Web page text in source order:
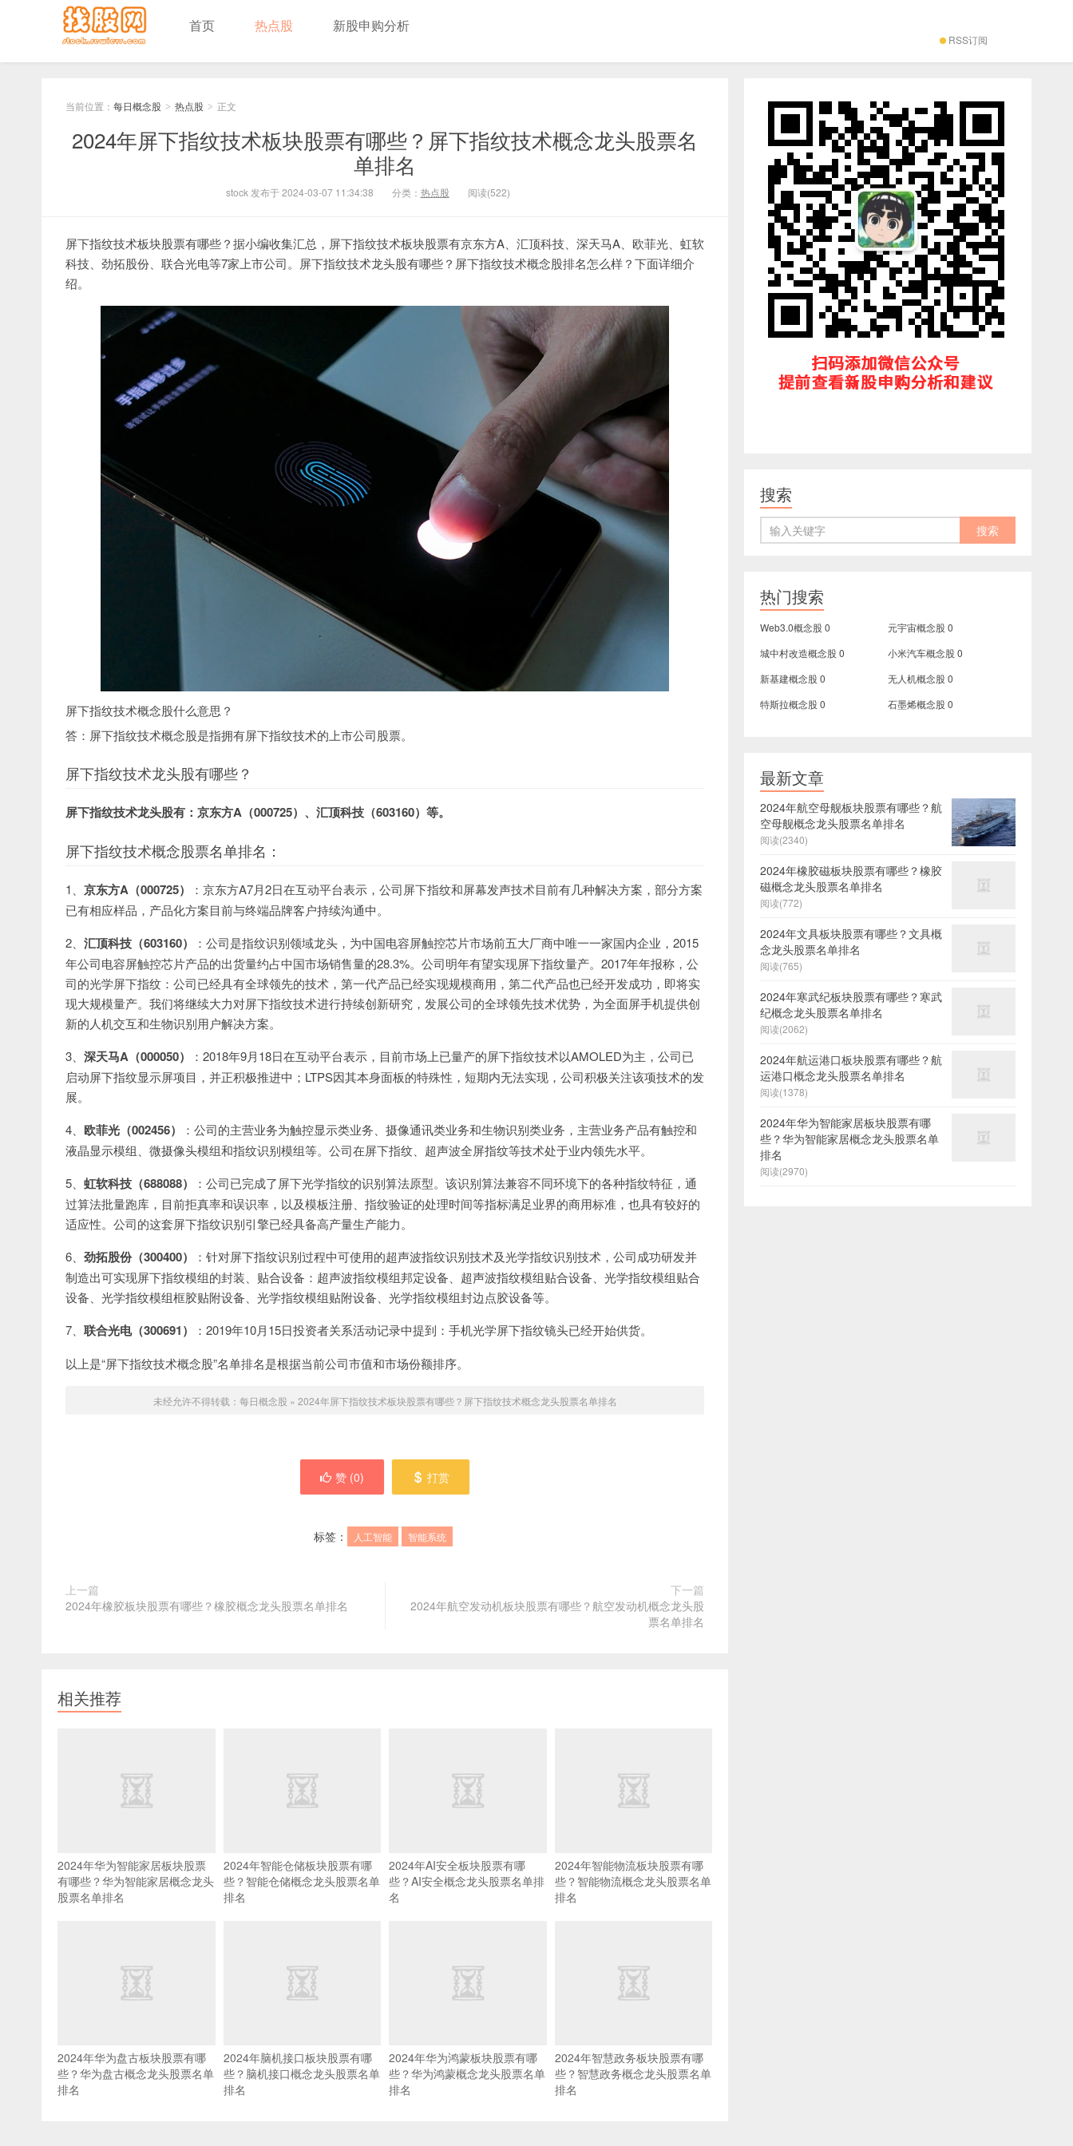
首页 热点股 新股申购分析
RSS订阅
当前位置： 每日概念股 > 热点股 > 正文
2024年屏下指纹技术板块股票有哪些？屏下指纹技术概念龙头股票名
单排名
stock 发布于 2024-03-07 11:34:38 分类： 热点股 阅读(522)
屏下指纹技术板块股票有哪些？据小编收集汇总，屏下指纹技术板块股票有京东方A、汇顶科技、深天马A、欧菲光、虹软
科技、劲拓股份、联合光电等7家上市公司。屏下指纹技术龙头股有哪些？屏下指纹技术概念股排名怎么样？下面详细介
绍。
屏下指纹技术概念股什么意思？
答：屏下指纹技术概念股是指拥有屏下指纹技术的上市公司股票。
屏下指纹技术龙头股有哪些？
屏下指纹技术龙头股有：京东方A（000725）、汇顶科技（603160）等。
屏下指纹技术概念股票名单排名：
1、 京东方A（000725）
：京东方A7月2日在互动平台表示，公司屏下指纹和屏幕发声技术目前有几种解决方案，部分方案
已有相应样品，产品化方案目前与终端品牌客户持续沟通中。
2、 汇顶科技（603160）
：公司是指纹识别领域龙头，为中国电容屏触控芯片市场前五大厂商中唯一一家国内企业，2015
年公司电容屏触控芯片产品的出货量约占中国市场销售量的28.3%。公司明年有望实现屏下指纹量产。2017年年报称，公
司的光学屏下指纹：公司已经具有全球领先的技术，第一代产品已经实现规模商用，第二代产品也已经开发成功，即将实
现大规模量产。我们将继续大力对屏下指纹技术进行持续创新研究，发展公司的全球领先技术优势，为全面屏手机提供创
新的人机交互和生物识别用户解决方案。
3、 深天马A（000050）
：2018年9月18日在互动平台表示，目前市场上已量产的屏下指纹技术以AMOLED为主，公司已
启动屏下指纹显示屏项目，并正积极推进中；LTPS因其本身面板的特殊性，短期内无法实现，公司积极关注该项技术的发
展。
4、 欧菲光（002456）
：公司的主营业务为触控显示类业务、摄像通讯类业务和生物识别类业务，主营业务产品有触控和
液晶显示模组、微摄像头模组和指纹识别模组等。公司在屏下指纹、超声波全屏指纹等技术处于业内领先水平。
5、 虹软科技（688088）
：公司已完成了屏下光学指纹的识别算法原型。该识别算法兼容不同环境下的各种指纹特征，通
过算法批量跑库，目前拒真率和误识率，以及模板注册、指纹验证的处理时间等指标满足业界的商用标准，也具有较好的
适应性。公司的这套屏下指纹识别引擎已经具备高产量生产能力。
6、 劲拓股份（300400）
：针对屏下指纹识别过程中可使用的超声波指纹识别技术及光学指纹识别技术，公司成功研发并
制造出可实现屏下指纹模组的封装、贴合设备：超声波指纹模组邦定设备、超声波指纹模组贴合设备、光学指纹模组贴合
设备、光学指纹模组框胶贴附设备、光学指纹模组贴附设备、光学指纹模组封边点胶设备等。
7、 联合光电（300691）
：2019年10月15日投资者关系活动记录中提到：手机光学屏下指纹镜头已经开始供货。
以上是“屏下指纹技术概念股”名单排名是根据当前公司市值和市场份额排序。
未经允许不得转载： 每日概念股 » 2024年屏下指纹技术板块股票有哪些？屏下指纹技术概念龙头股票名单排名
赞 (0) 打赏
标签： 人工智能 智能系统
上一篇
2024年橡胶板块股票有哪些？橡胶概念龙头股票名单排名
下一篇
2024年航空发动机板块股票有哪些？航空发动机概念龙头股
票名单排名
相关推荐
2024年华为智能家居板块股票
有哪些？华为智能家居概念龙头
股票名单排名
2024年智能仓储板块股票有哪
些？智能仓储概念龙头股票名单
排名
2024年AI安全板块股票有哪
些？AI安全概念龙头股票名单排
名
2024年智能物流板块股票有哪
些？智能物流概念龙头股票名单
排名
2024年华为盘古板块股票有哪
些？华为盘古概念龙头股票名单
排名
2024年脑机接口板块股票有哪
些？脑机接口概念龙头股票名单
排名
2024年华为鸿蒙板块股票有哪
些？华为鸿蒙概念龙头股票名单
排名
2024年智慧政务板块股票有哪
些？智慧政务概念龙头股票名单
排名
搜索
热门搜索
Web3.0概念股0 元宇宙概念股0
城中村改造概念股0 小米汽车概念股0
新基建概念股0 无人机概念股0
特斯拉概念股0 石墨烯概念股0
最新文章
2024年航空母舰板块股票有哪些？航
空母舰概念龙头股票名单排名
阅读(2340)
2024年橡胶磁板块股票有哪些？橡胶
磁概念龙头股票名单排名
阅读(772)
2024年文具板块股票有哪些？文具概
念龙头股票名单排名
阅读(765)
2024年寒武纪板块股票有哪些？寒武
纪概念龙头股票名单排名
阅读(2062)
2024年航运港口板块股票有哪些？航
运港口概念龙头股票名单排名
阅读(1378)
2024年华为智能家居板块股票有哪
些？华为智能家居概念龙头股票名单
排名
阅读(2970)